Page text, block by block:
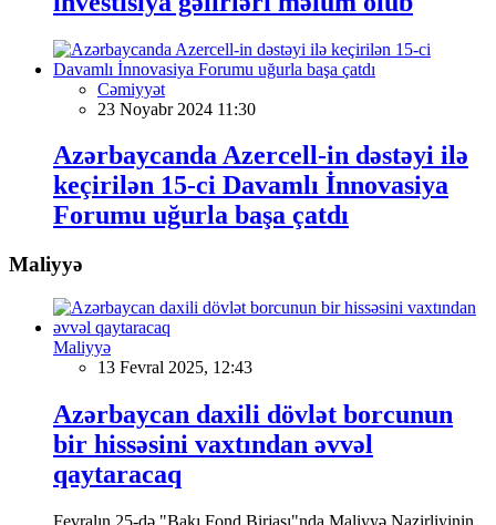
Cəmiyyət
23 Noyabr 2024 11:30
Azərbaycanda Azercell-in dəstəyi ilə
keçirilən 15-ci Davamlı İnnovasiya
Forumu uğurla başa çatdı
Maliyyə
Maliyyə
13 Fevral 2025, 12:43
Azərbaycan daxili dövlət borcunun
bir hissəsini vaxtından əvvəl
qaytaracaq
Fevralın 25-də "Bakı Fond Birjası"nda Maliyyə Nazirliyinin